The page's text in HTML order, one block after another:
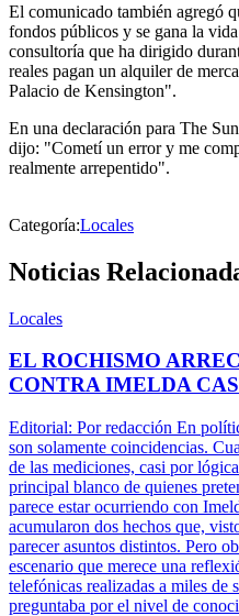
El comunicado también agregó
fondos públicos y se gana la
consultoría que ha dirigido
reales pagan un alquiler de
Palacio de Kensington".
En una declaración para The
dijo: "Cometí un error y me
realmente arrepentido".
Categoría:Locales
Noticias
Locales
EL ROCHISMO
CONTRA IMELDA
Editorial: Por redacción En
son solamente coincidencias.
de las mediciones, casi por
principal blanco de quienes
parece estar ocurriendo con
acumularon dos hechos que,
parecer asuntos distintos. Pero
escenario que merece una
telefónicas realizadas a miles de
preguntaba por el nivel de